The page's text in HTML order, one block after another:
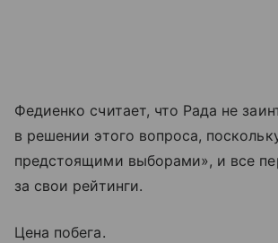
Федиенко считает, что Рада не
в решении этого вопроса,
предстоящими выборами», и все
за свои рейтинги.
Цена побега.